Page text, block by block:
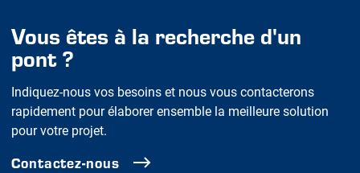
Vous êtes à la recherche d'un
pont ?
Indiquez-nous vos besoins et nous vous contacterons
rapidement pour élaborer ensemble la meilleure solution
pour votre projet.
Contactez-nous